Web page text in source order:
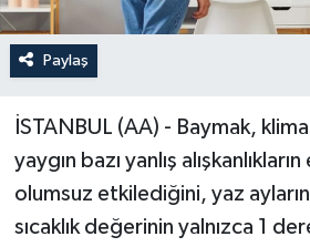
Paylaş
İSTANBUL (AA) - Baymak, klima
yaygın bazı yanlış
olumsuz etkilediğini, yaz
sıcaklık değerinin yalnızca 1